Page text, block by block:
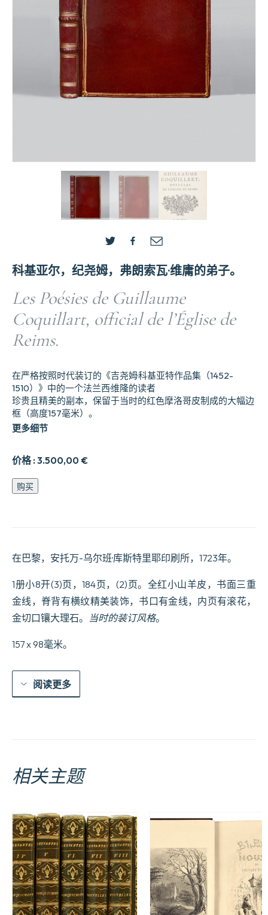
科基亚尔，纪尧姆，弗朗索瓦·维庸的弟子。
Les Poésies de Guillaume
Coquillart, official de l’Église de
Reims.
价格 :3.500,00 €
在严格按照时代装订的《吉尧姆·科基亚特作品集（1452-
1510）》中的一个法兰西·维隆的读者
珍贵且精美的副本，保留于当时的红色摩洛哥皮制成的大幅边
框（高度157毫米）。
更多细节
Les
Pobsies
l08glise
Reims.
数
量
购买
在巴黎，安托万-乌尔班·库斯特里耶印刷所，1723年。
1册小8开(3)页，184页，(2)页。全红小山羊皮，书面三重
金线，脊背有横纹精美装饰，书口有金线，内页有滚花，
金切口镶大理石。
当时的装订风格。
157 x 98毫米。
阅读更多
相关主题